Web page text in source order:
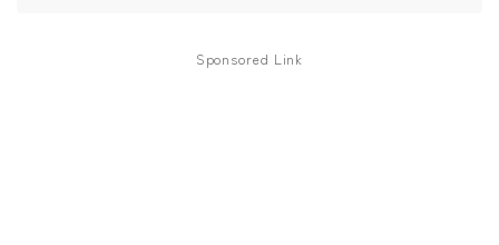
Sponsored Link